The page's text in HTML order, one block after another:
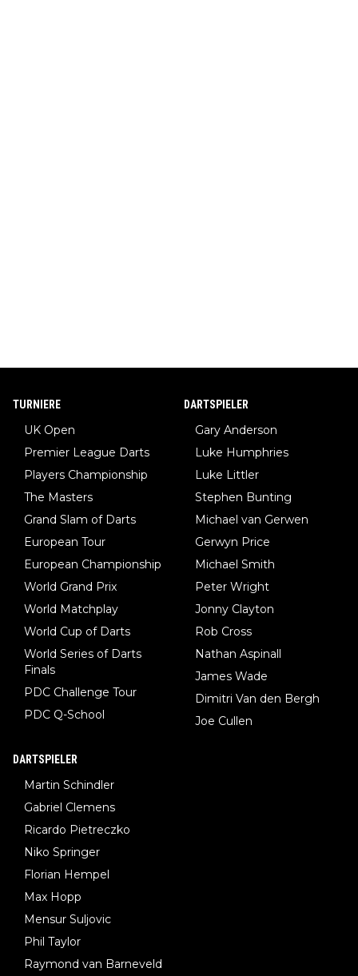
TURNIERE
UK Open
Premier League Darts
Players Championship
The Masters
Grand Slam of Darts
European Tour
European Championship
World Grand Prix
World Matchplay
World Cup of Darts
World Series of Darts
Finals
PDC Challenge Tour
PDC Q-School
DARTSPIELER
Gary Anderson
Luke Humphries
Luke Littler
Stephen Bunting
Michael van Gerwen
Gerwyn Price
Michael Smith
Peter Wright
Jonny Clayton
Rob Cross
Nathan Aspinall
James Wade
Dimitri Van den Bergh
Joe Cullen
DARTSPIELER
Martin Schindler
Gabriel Clemens
Ricardo Pietreczko
Niko Springer
Florian Hempel
Max Hopp
Mensur Suljovic
Phil Taylor
Raymond van Barneveld